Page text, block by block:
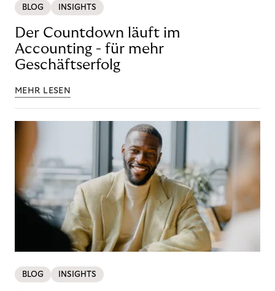
BLOG INSIGHTS
Der Countdown läuft im
Accounting - für mehr
Geschäftserfolg
MEHR LESEN
BLOG INSIGHTS